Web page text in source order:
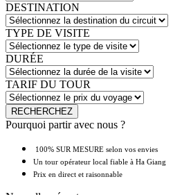
DESTINATION
TYPE DE VISITE
DURÉE
TARIF DU TOUR
Pourquoi partir avec nous ?
100% SUR MESURE selon vos envies
Un tour opérateur local fiable à Ha Giang
Prix en direct et raisonnable